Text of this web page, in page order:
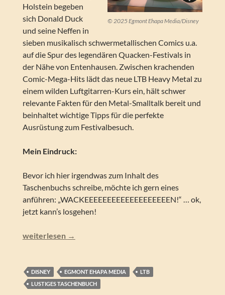
© 2025 Egmont Ehapa Media/Disney
Holstein begeben
sich Donald Duck
und seine Neffen in
sieben musikalisch schwermetallischen Comics u.a.
auf die Spur des legendären Quacken-Festivals in
der Nähe von Entenhausen. Zwischen krachenden
Comic-Mega-Hits lädt das neue LTB Heavy Metal zu
einem wilden Luftgitarren-Kurs ein, hält schwer
relevante Fakten für den Metal-Smalltalk bereit und
beinhaltet wichtige Tipps für die perfekte
Ausrüstung zum Festivalbesuch.
Mein Eindruck:
Bevor ich hier irgendwas zum Inhalt des
Taschenbuchs schreibe, möchte ich gern eines
anführen: „WACKEEEEEEEEEEEEEEEEEEEN!“ … ok,
jetzt kann’s losgehen!
Lustiges Taschenbuch – Heavy Metal (LTB Sonderband)
weiterlesen →
DISNEY EGMONT EHAPA MEDIA
LTB
LUSTIGES TASCHENBUCH